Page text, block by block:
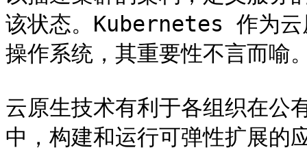
该状态。Kubernetes 作为云
操作系统，其重要性不言而喻
云原生技术有利于各组织在公
中，构建和运行可弹性扩展